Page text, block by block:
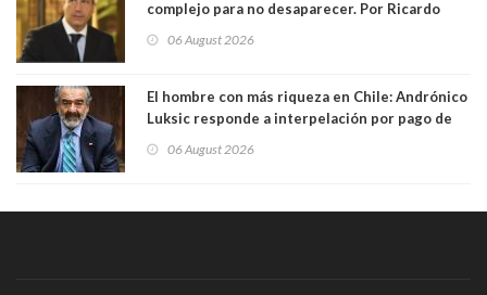
complejo para no desaparecer. Por Ricardo
06 August 2026
El hombre con más riqueza en Chile: Andrónico
Luksic responde a interpelación por pago de
día que me muera”
06 August 2026